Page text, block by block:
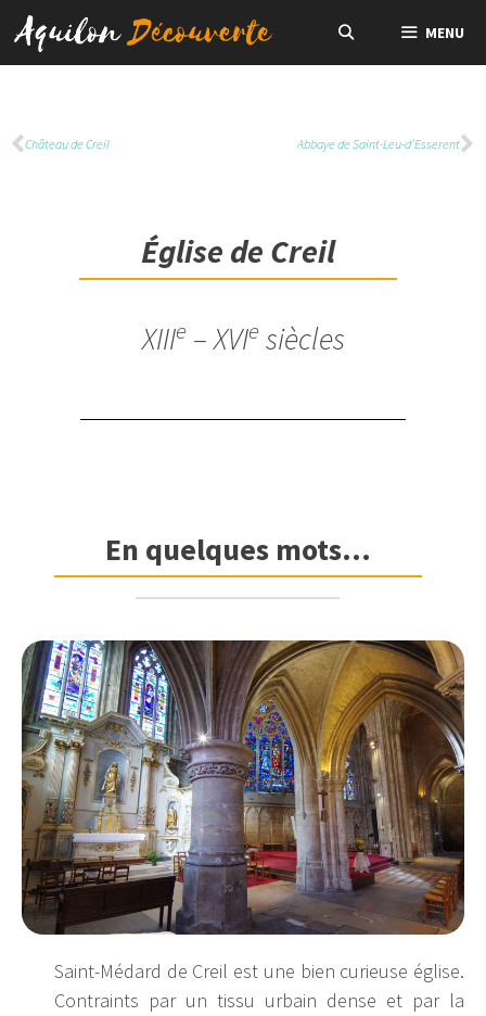
MENU
Château de Creil Abbaye de Saint-Leu-d’Esserent
Église de Creil
XIIIe– XVIesiècles
En quelques mots...
Saint-Médard de Creil est une bien curieuse église.
Contraints par un tissu urbain dense et par la